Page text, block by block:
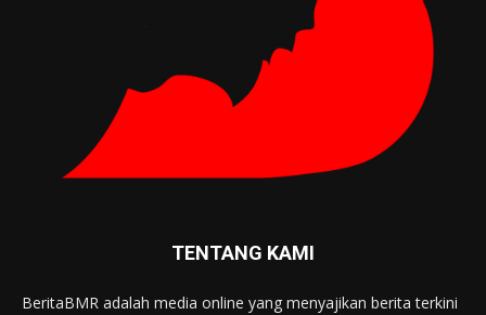
TENTANG KAMI
BeritaBMR adalah media online yang menyajikan berita terkini